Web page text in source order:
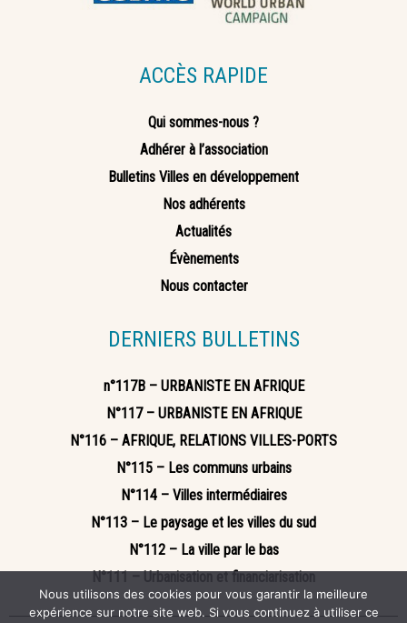
ACCÈS RAPIDE
Qui sommes-nous ?
Adhérer à l’association
Bulletins Villes en développement
Nos adhérents
Actualités
Évènements
Nous contacter
DERNIERS BULLETINS
n°117B – URBANISTE EN AFRIQUE
N°117 – URBANISTE EN AFRIQUE
N°116 – AFRIQUE, RELATIONS VILLES-PORTS
N°115 – Les communs urbains
N°114 – Villes intermédiaires
N°113 – Le paysage et les villes du sud
N°112 – La ville par le bas
N°111 – Urbanisation et financiarisation
Nous utilisons des cookies pour vous garantir la meilleure
expérience sur notre site web. Si vous continuez à utiliser ce